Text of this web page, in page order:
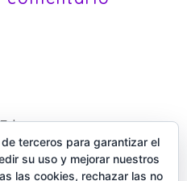
terceros para garantizar el
su uso y mejorar nuestros
las cookies, rechazar las no